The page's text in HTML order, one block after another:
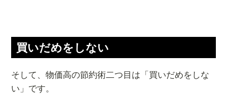
買いだめをしない
そして、物価高の節約術二つ目は「買いだめをしな
い」です。